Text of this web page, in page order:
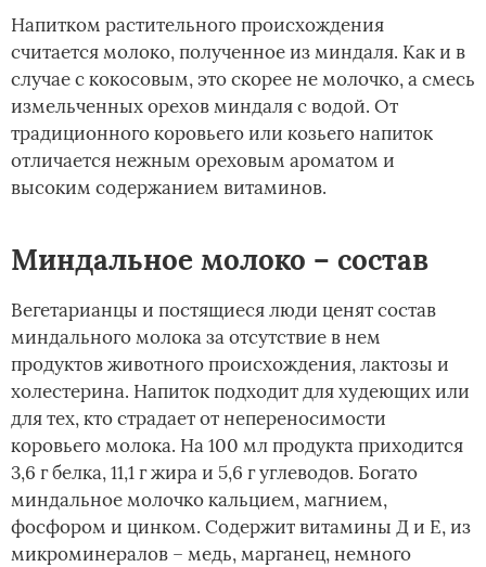
Напитком растительного происхождения
считается молоко, полученное из миндаля. Как и в
случае с кокосовым, это скорее не молочко, а смесь
измельченных орехов миндаля с водой. От
традиционного коровьего или козьего напиток
отличается нежным ореховым ароматом и
высоким содержанием витаминов.
Миндальное молоко – состав
Вегетарианцы и постящиеся люди ценят состав
миндального молока за отсутствие в нем
продуктов животного происхождения, лактозы и
холестерина. Напиток подходит для худеющих или
для тех, кто страдает от непереносимости
коровьего молока. На 100 мл продукта приходится
3,6 г белка, 11,1 г жира и 5,6 г углеводов. Богато
миндальное молочко кальцием, магнием,
фосфором и цинком. Содержит витамины Д и Е, из
микроминералов – медь, марганец, немного